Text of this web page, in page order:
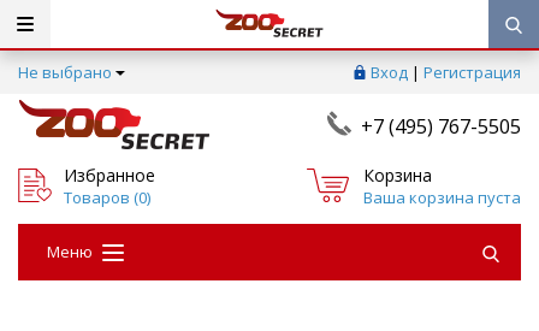
Не выбрано Вход | Регистрация
+7 (495) 767-5505
Избранное
Товаров (0)
Корзина
Ваша корзина пуста
Меню